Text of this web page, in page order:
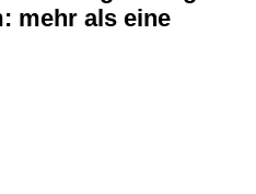
mehr als eine